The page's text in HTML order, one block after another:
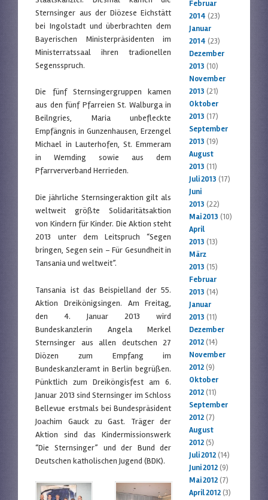
Sternsinger aus der Diözese Eichstätt
bei Ingolstadt und überbrachten dem
Bayerischen Ministerpräsidenten im
Ministerratssaal ihren tradionellen
Segensspruch.
Die fünf Sternsingergruppen kamen
aus den fünf Pfarreien St. Walburga in
Beilngries, Maria unbefleckte
Empfängnis in Gunzenhausen, Erzengel
Michael in Lauterhofen, St. Emmeram
in Wemding sowie aus dem
Pfarrververband Herrieden.
Die jährliche Sternsingeraktion gilt als
weltweit größte Solidaritätsaktion
von Kindern für Kinder. Die Aktion steht
2013 unter dem Leitspruch “Segen
bringen, Segen sein – Für Gesundheit in
Tansania und weltweit”.
Tansania ist das Beispielland der 55.
Aktion Dreikönigsingen. Am Freitag,
den 4. Januar 2013 wird
Bundeskanzlerin Angela Merkel
Sternsinger aus allen deutschen 27
Diözen zum Empfang im
Bundeskanzleramt in Berlin begrüßen.
Pünktlich zum Dreiköngisfest am 6.
Januar 2013 sind Sternsinger im Schloss
Bellevue erstmals bei Bundespräsident
Joachim Gauck zu Gast. Träger der
Aktion sind das Kindermissionswerk
“Die Sternsinger” und der Bund der
Deutschen katholischen Jugend (BDK).
Februar
2014 (23)
Januar
2014 (23)
Dezember
2013 (10)
November
2013 (21)
Oktober
2013 (17)
September
2013 (19)
August
2013 (11)
Juli 2013 (17)
Juni
2013 (22)
Mai 2013 (10)
April
2013 (13)
März
2013 (15)
Februar
2013 (14)
Januar
2013 (11)
Dezember
2012(14)
November
2012(9)
Oktober
2012(11)
September
2012(7)
August
2012(5)
Juli 2012(14)
Juni 2012(9)
Mai 2012(7)
April 2012(3)